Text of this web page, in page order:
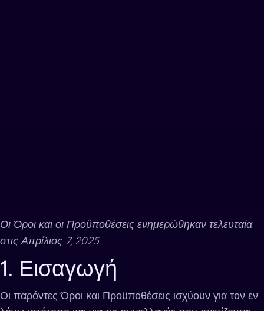
Οι Όροι και οι Προϋποθέσεις ενημερώθηκαν τελευταία
στις Απρίλιος 7, 2025
1. Εισαγωγή
Οι παρόντες Όροι και Προϋποθέσεις ισχύουν για τον εν